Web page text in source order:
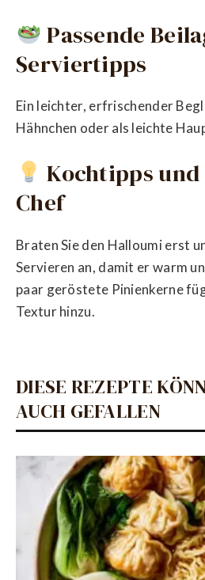
Passende
Serviertipps
Ein leichter, erfrischender
Hähnchen oder als leichte
Kochtipps
Chef
Braten Sie den Halloumi erst
Servieren an, damit er warm
paar geröstete Pinienkerne
Textur hinzu.
DIESE REZEPTE
AUCH GEFALLEN